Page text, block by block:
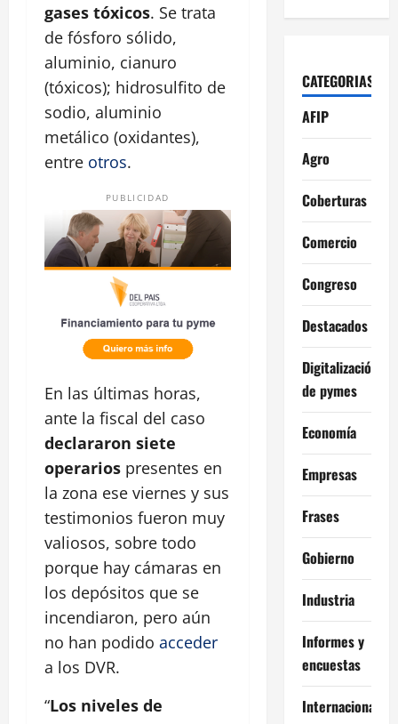
gases tóxicos. Se trata
de fósforo sólido,
aluminio, cianuro
(tóxicos); hidrosulfito de
sodio, aluminio
metálico (oxidantes),
entre otros.
PUBLICIDAD
En las últimas horas,
ante la fiscal del caso
declararon siete
operarios presentes en
la zona ese viernes y sus
testimonios fueron muy
valiosos, sobre todo
porque hay cámaras en
los depósitos que se
incendiaron, pero aún
no han podido acceder
a los DVR.
“Los niveles de
CATEGORIAS
AFIP
Agro
Coberturas
Comercio
Congreso
Destacados
Digitalización
de pymes
Economía
Empresas
Frases
Gobierno
Industria
Informes y
encuestas
Internacional